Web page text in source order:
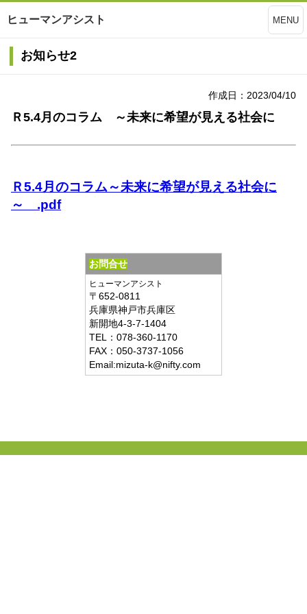
ヒューマンアシスト MENU
お知らせ2
作成日：2023/04/10
Ｒ5.4月のコラム ～未来に希望が見える社会に
Ｒ5.4月のコラム～未来に希望が見える社会に
～ .pdf
お問合せ
ヒューマンアシスト
〒 652-0811
兵庫県神戸市兵庫区
新開地4-3-7-1404
TEL： 078-360-1170
FAX： 050-3737-1056
Email:mizuta-k@nifty.com